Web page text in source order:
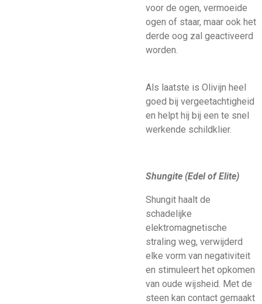
voor de ogen, vermoeide
ogen of staar, maar ook het
derde oog zal geactiveerd
worden.
Als laatste is Olivijn heel
goed bij vergeetachtigheid
en helpt hij bij een te snel
werkende schildklier.
Shungite (Edel of Elite)
Shungit haalt de
schadelijke
elektromagnetische
straling weg, verwijderd
elke vorm van negativiteit
en stimuleert het opkomen
van oude wijsheid. Met de
steen kan contact gemaakt